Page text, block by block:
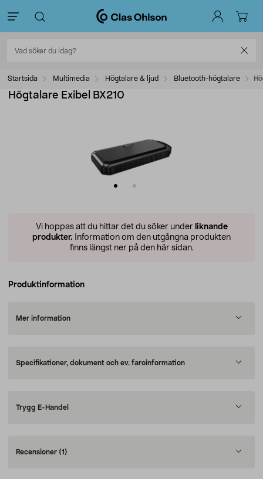
Startsida Multimedia Högtalare & ljud Bluetooth-högtalare
Högtalare Exibel BX210
Vi hoppas att du hittar det du söker under liknande
produkter. Information om den utgångna produkten
finns längst ner på den här sidan.
Produktinformation
Mer information
Specifikationer, dokument och ev. faroinformation
Trygg E-Handel
Recensioner (1)